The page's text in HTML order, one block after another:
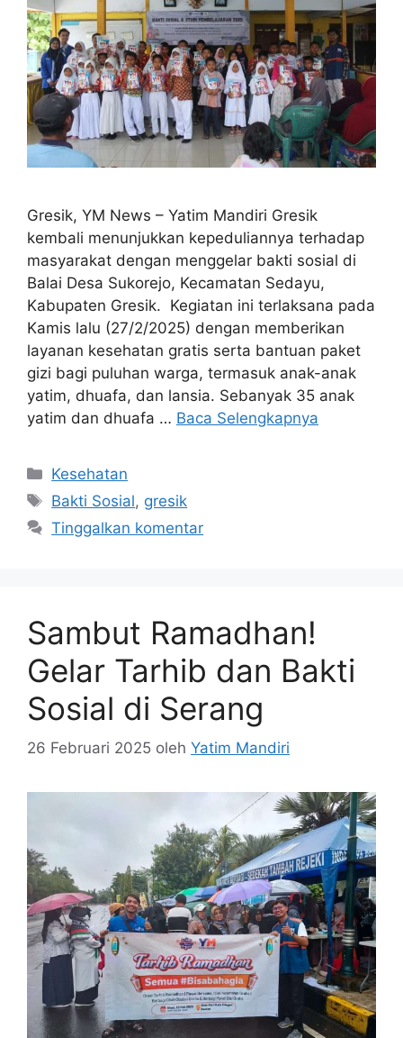
Gresik, YM News – Yatim Mandiri Gresik
kembali menunjukkan kepeduliannya terhadap
masyarakat dengan menggelar bakti sosial di
Balai Desa Sukorejo, Kecamatan Sedayu,
Kabupaten Gresik. Kegiatan ini terlaksana pada
Kamis lalu (27/2/2025) dengan memberikan
layanan kesehatan gratis serta bantuan paket
gizi bagi puluhan warga, termasuk anak-anak
yatim, dhuafa, dan lansia. Sebanyak 35 anak
yatim dan dhuafa … Baca Selengkapnya
Kesehatan
Bakti Sosial, gresik
Tinggalkan komentar
Sambut Ramadhan!
Gelar Tarhib dan Bakti
Sosial di Serang
26 Februari 2025 oleh Yatim Mandiri